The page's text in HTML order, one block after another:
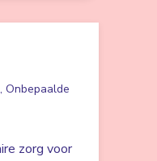
Onbepaalde
zorg voor